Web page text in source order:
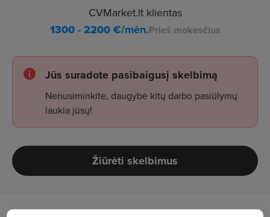
CVMarket.lt klientas
1300 - 2200€/mėn.Prieš mokesčius
Jūs suradote pasibaigusį skelbimą
Nenusiminkite, daugybė kitų darbo pasiūlymų
laukia jūsų!
Žiūrėti skelbimus